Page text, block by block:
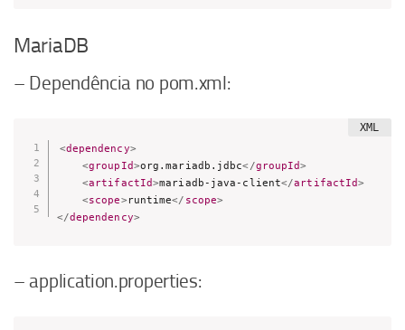
MariaDB
– Dependência no pom.xml:
<dependency>
<groupId>org.mariadb.jdbc</groupId>
<artifactId>mariadb-java-client</artifactId>
<scope> runtime</ scope>
</dependency>
– application.properties: